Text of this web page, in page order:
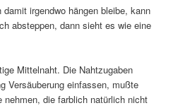
irgendwo hängen bleibe, kann
absteppen, dann sieht es wie eine
Mittelnaht. Die Nahtzugaben
Versäuberung einfassen, mußte
nehmen, die farblich natürlich nicht